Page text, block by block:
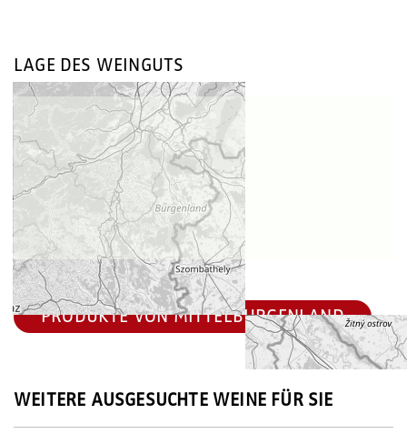
LAGE DES WEINGUTS
PRODUKTE VON MITTELBURGENLAND
WEITERE AUSGESUCHTE WEINE FÜR SIE